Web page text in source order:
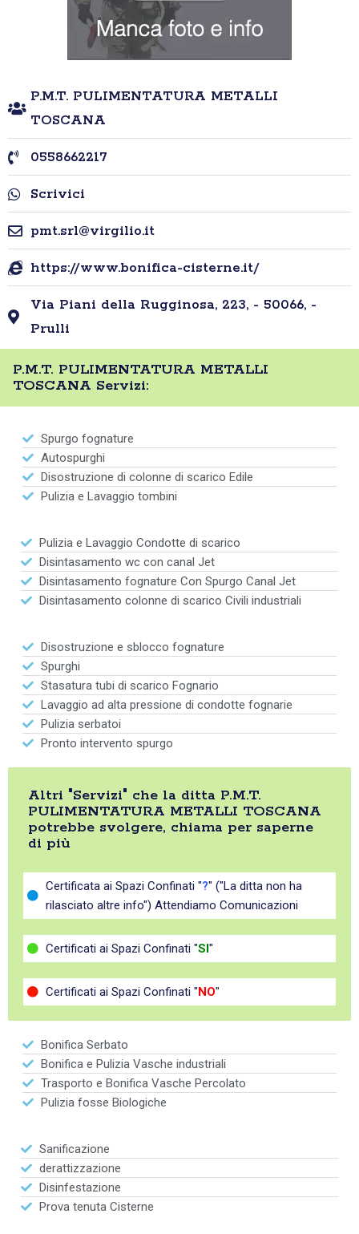
P.M.T. PULIMENTATURA METALLI
TOSCANA
0558662217
Scrivici
pmt.srl@virgilio.it
https://www.bonifica-cisterne.it/
Via Piani della Rugginosa, 223, - 50066, -
Prulli
P.M.T. PULIMENTATURA METALLI
TOSCANA Servizi:
Spurgo fognature
Autospurghi
Disostruzione di colonne di scarico Edile
Pulizia e Lavaggio tombini
Pulizia e Lavaggio Condotte di scarico
Disintasamento wc con canal Jet
Disintasamento fognature Con Spurgo Canal Jet
Disintasamento colonne di scarico Civili industriali
Disostruzione e sblocco fognature
Spurghi
Stasatura tubi di scarico Fognario
Lavaggio ad alta pressione di condotte fognarie
Pulizia serbatoi
Pronto intervento spurgo
Altri "Servizi" che la ditta P.M.T.
PULIMENTATURA METALLI TOSCANA
potrebbe svolgere, chiama per saperne
di più
Certificata ai Spazi Confinati "?" ("La ditta non ha
rilasciato altre info") Attendiamo Comunicazioni
Certificati ai Spazi Confinati "SI "
Certificati ai Spazi Confinati " NO"
Bonifica Serbato
Bonifica e Pulizia Vasche industriali
Trasporto e Bonifica Vasche Percolato
Pulizia fosse Biologiche
Sanificazione
derattizzazione
Disinfestazione
Prova tenuta Cisterne